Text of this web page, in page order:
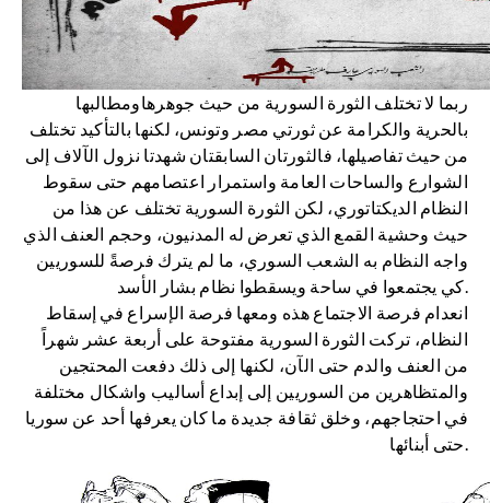
ربما لا تختلف الثورة السورية من حيث جوهرهاومطالبها
بالحرية والكرامة عن ثورتي مصر وتونس، لكنها بالتأكيد تختلف
من حيث تفاصيلها، فالثورتان السابقتان شهدتا نزول الآلاف إلى
الشوارع والساحات العامة واستمرار اعتصامهم حتى سقوط
النظام الديكتاتوري، لكن الثورة السورية تختلف عن هذا من
حيث وحشية القمع الذي تعرض له المدنيون، وحجم العنف الذي
واجه النظام به الشعب السوري، ما لم يترك فرصةً للسوريين
كي يجتمعوا في ساحة ويسقطوا نظام بشار الأسد.
انعدام فرصة الاجتماع هذه ومعها فرصة الإسراع في إسقاط
النظام، تركت الثورة السورية مفتوحة على أربعة عشر شهراً
من العنف والدم حتى الآن، لكنها إلى ذلك دفعت المحتجين
والمتظاهرين من السوريين إلى إبداع أساليب واشكال مختلفة
في احتجاجهم، وخلق ثقافة جديدة ما كان يعرفها أحد عن سوريا
حتى أبنائها.